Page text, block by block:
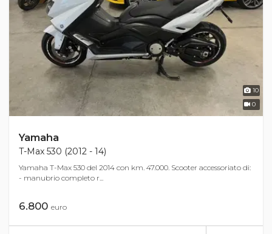
10
0
Yamaha
T-Max 530 (2012 - 14)
Yamaha T-Max 530 del 2014 con km. 47.000. Scooter accessoriato di:
- manubrio completo r...
6.800 euro